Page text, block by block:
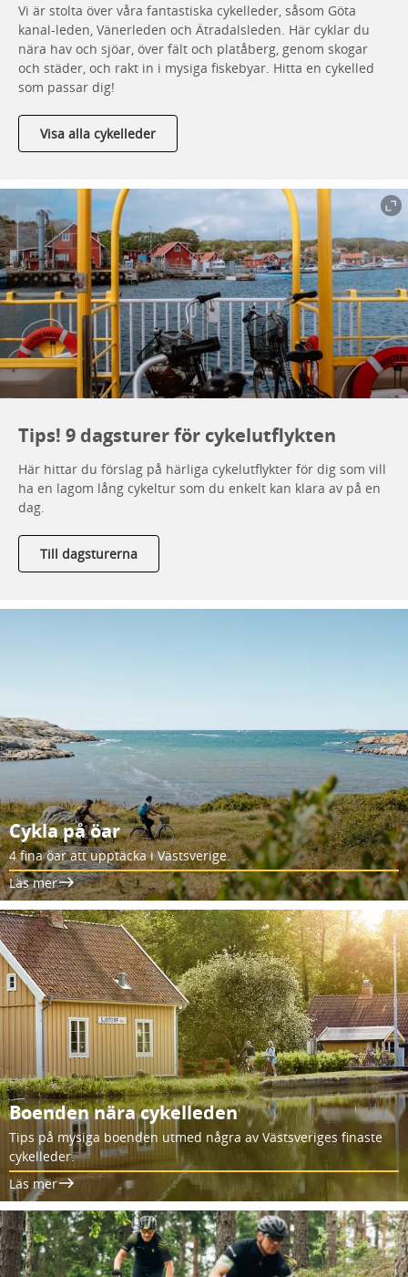
Vi är stolta över våra fantastiska cykelleder, såsom Göta
kanal-leden, Vänerleden och Ätradalsleden. Här cyklar du
nära hav och sjöar, över fält och platåberg, genom skogar
och städer, och rakt in i mysiga fiskebyar. Hitta en cykelled
som passar dig!
Visa alla cykelleder
Tips! 9 dagsturer för cykelutflykten
Här hittar du förslag på härliga cykelutflykter för dig som vill
ha en lagom lång cykeltur som du enkelt kan klara av på en
dag.
Till dagsturerna
Cykla på öar
4 fina öar att upptäcka i Västsverige.
Läs mer
Boenden nära cykelleden
Tips på mysiga boenden utmed några av Västsveriges finaste
cykelleder.
Läs mer